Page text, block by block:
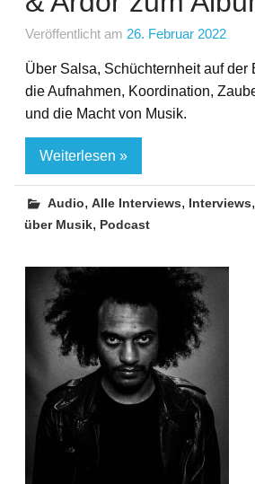
Veröffentlicht am 26. Februar 2022
Über Salsa, Schüchternheit auf der
die Aufnahmen, Koordination,
und die Macht von Musik.
Weiterlesen »
Audio,Alle Interviews, Interviews,
über Musik, Podcast